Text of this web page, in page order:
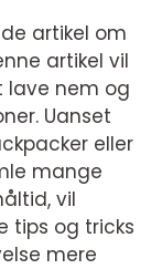
artikel om
artikel vil
lave nem og
Uanset
eller
mange
vil
tips og tricks
mere